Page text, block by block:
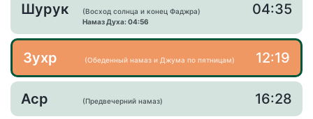
Шурук
(Восход солнца и конец Фаджра)
Намаз Духа: 04:56
04:35
Зухр (Обеденный намаз и Джума по пятницам) 12:19
Аср (Предвечерний намаз) 16:28